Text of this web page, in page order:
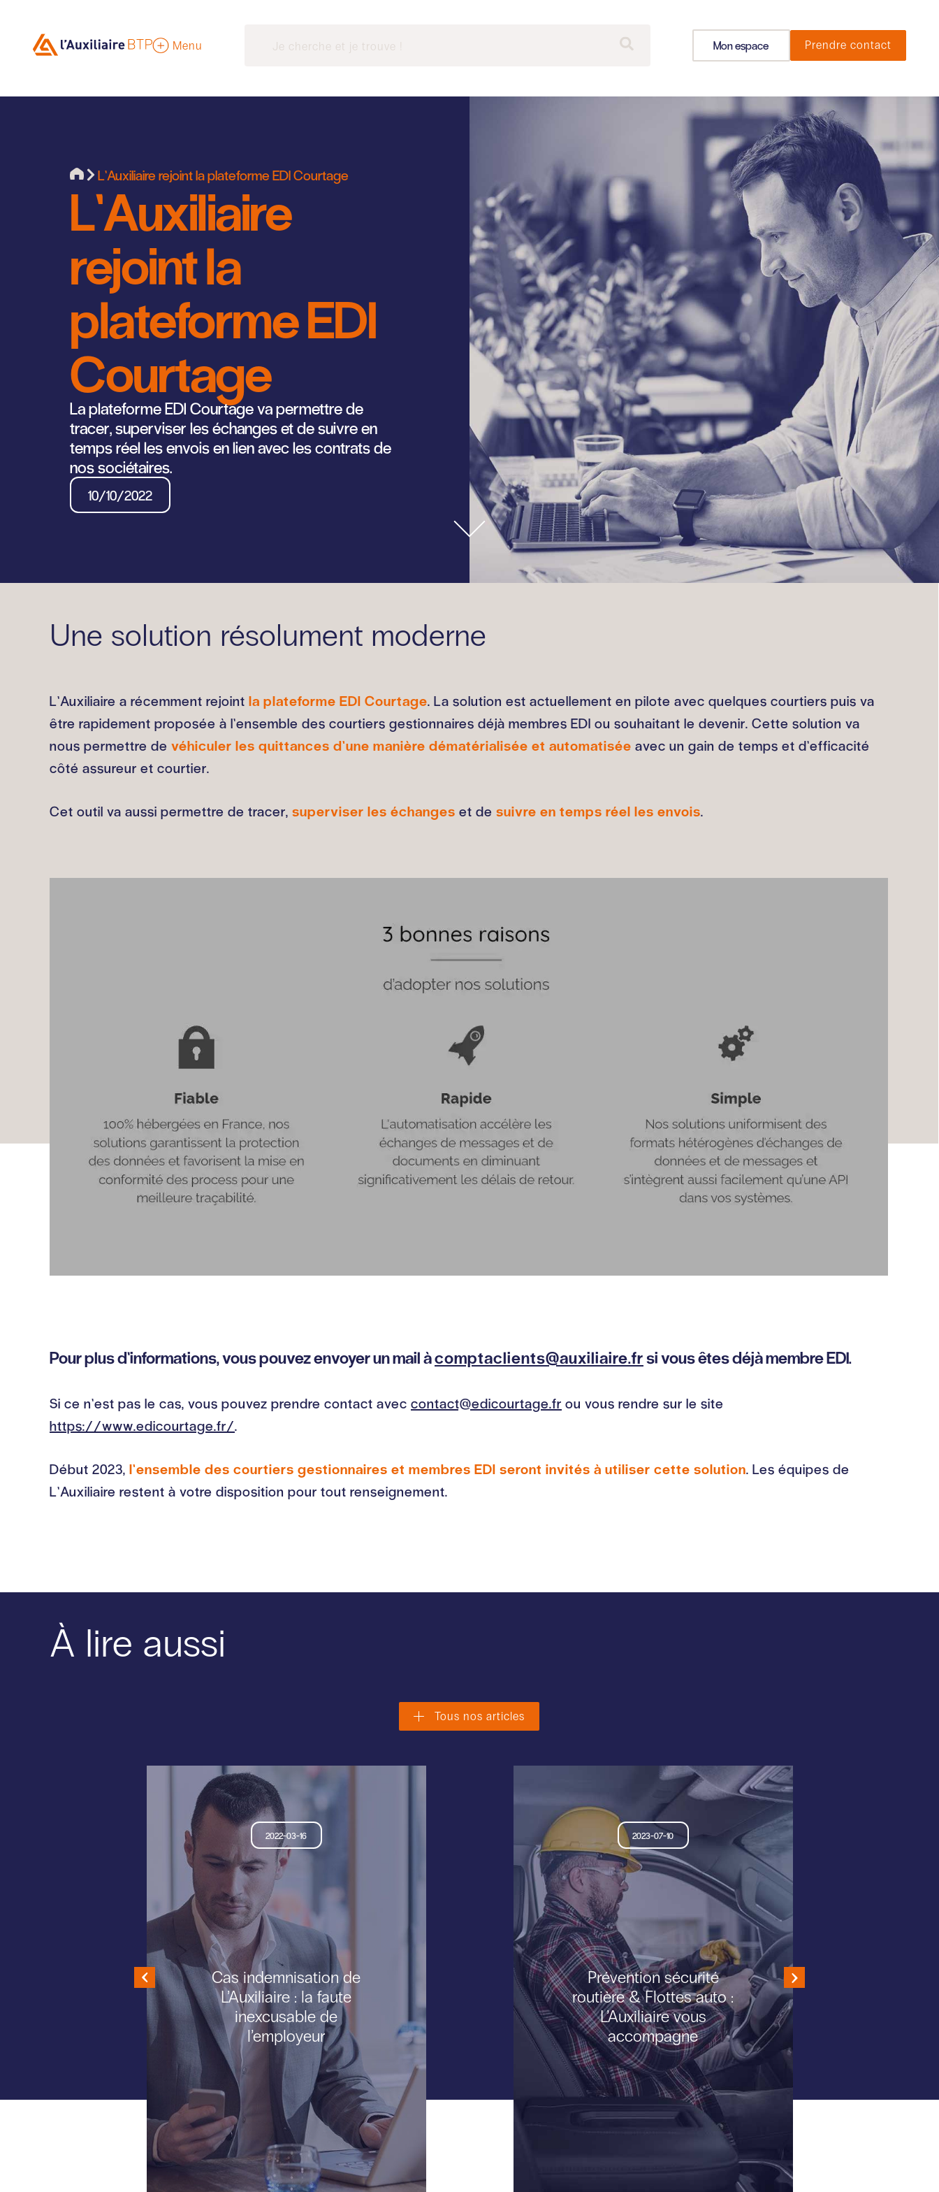
Menu Mon espace Prendre contact
L’Auxiliaire rejoint la plateforme EDI Courtage
L’Auxiliaire
rejoint la
plateforme EDI
Courtage
La plateforme EDI Courtage va permettre de
tracer, superviser les échanges et de suivre en
temps réel les envois en lien avec les contrats de
nos sociétaires.
10/10/2022
Une solution résolument moderne
L’Auxiliaire a récemment rejoint la plateforme EDI Courtage. La solution est actuellement en pilote avec quelques courtiers puis va
être rapidement proposée à l’ensemble des courtiers gestionnaires déjà membres EDI ou souhaitant le devenir. Cette solution va
nous permettre de véhiculer les quittances d’une manière dématérialisée et automatisée avec un gain de temps et d’efficacité
côté assureur et courtier.
Cet outil va aussi permettre de tracer, superviser les échanges et de suivre en temps réel les envois.
Pour plus d’informations, vous pouvez envoyer un mail àcomptaclients@auxiliaire.frsi vous êtes déjà membre EDI.
Si ce n’est pas le cas, vous pouvez prendre contact avec contact@edicourtage.fr ou vous rendre sur le site
https://www.edicourtage.fr/.
Début 2023, l’ensemble des courtiers gestionnaires et membres EDI seront invités à utiliser cette solution. Les équipes de
L’Auxiliaire restent à votre disposition pour tout renseignement.
À lire aussi
Tous nos articles
2022-03-16
Cas indemnisation de
L’Auxiliaire : la faute
inexcusable de
l’employeur
2023-07-10
Prévention sécurité
routière & Flottes auto :
L’Auxiliaire vous
accompagne